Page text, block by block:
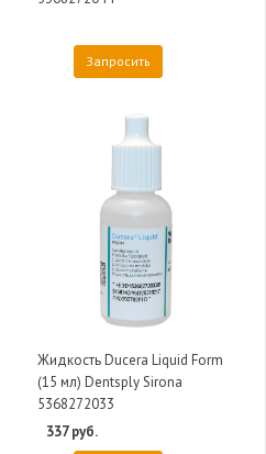
Запросить
Жидкость Ducera Liquid Form
(15 мл) Dentsply Sirona
5368272033
337 руб.